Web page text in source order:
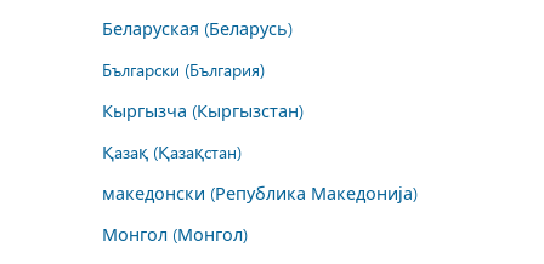
Беларуская (Беларусь)
Български (България)
Кыргызча (Кыргызстан)
Қазақ (Қазақстан)
македонски (Република Македонија)
Монгол (Монгол)